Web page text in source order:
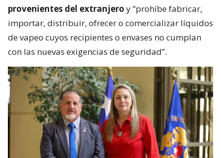
provenientes del extranjero y “prohíbe fabricar,
importar, distribuir, ofrecer o comercializar líquidos
de vapeo cuyos recipientes o envases no cumplan
con las nuevas exigencias de seguridad”.